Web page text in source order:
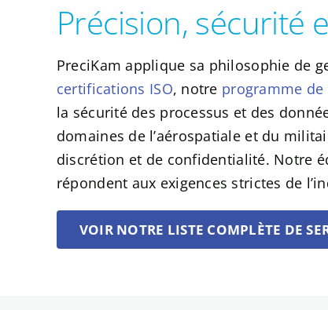
Précision, sécurité
PreciKam applique sa philosophie de
certifications ISO, notre programme
la sécurité des processus et des
domaines de l’aérospatiale et du
discrétion et de confidentialité. Notre
répondent aux exigences strictes de
VOIR NOTRE LISTE COMPLÈTE DE